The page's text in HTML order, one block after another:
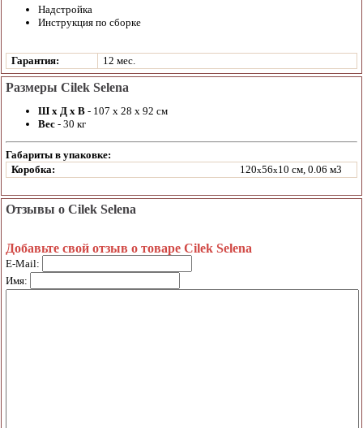
Надстройка
Инструкция по сборке
Гарантия: 12 мес.
Размеры Cilek Selena
Ш х Д х В - 107 х 28 х 92 см
Вес - 30 кг
Габариты в упаковке:
Коробка:
120x56x10 см, 0.06 м3
Отзывы о Cilek Selena
Добавьте свой отзыв о товаре Cilek Selena
E-Mail:
Имя: